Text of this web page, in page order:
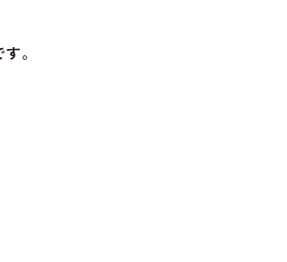
。